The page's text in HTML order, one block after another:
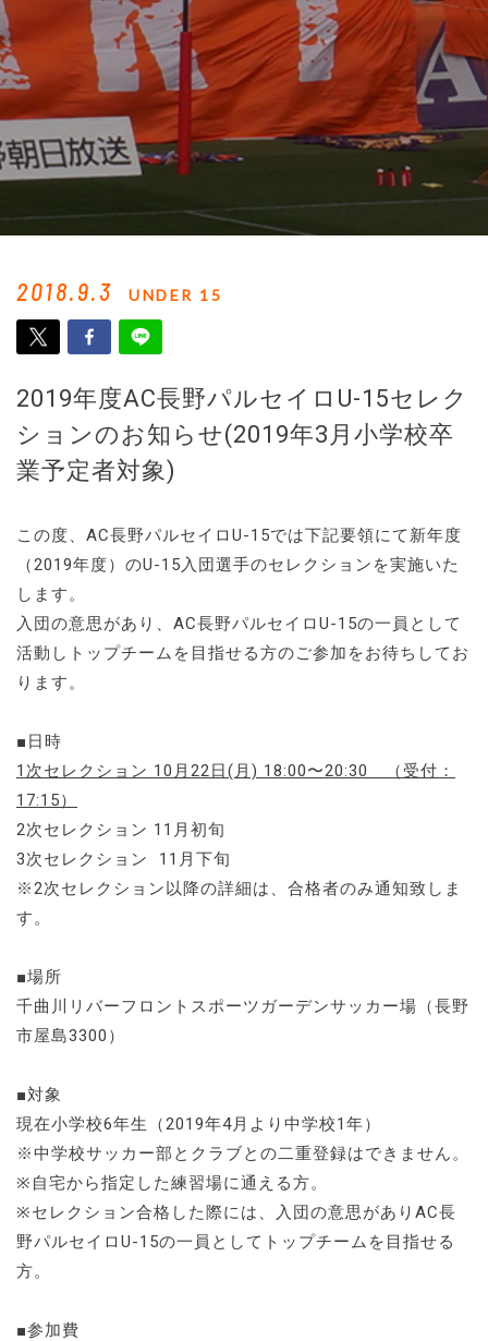
2018.9.3 UNDER 15
2019年度AC長野パルセイロU-15セレク
ションのお知らせ(2019年3月小学校卒
業予定者対象)
この度、AC長野パルセイロU-15では下記要領にて新年度
（2019年度）のU-15入団選手のセレクションを実施いた
します。
入団の意思があり、AC長野パルセイロU-15の一員として
活動しトップチームを目指せる方のご参加をお待ちしてお
ります。
■日時
1次セレクション 10月22日(月) 18:00〜20:30 （受付：
17:15）
2次セレクション 11月初旬
3次セレクション 11月下旬
※2次セレクション以降の詳細は、合格者のみ通知致しま
す。
■場所
千曲川リバーフロントスポーツガーデンサッカー場（長野
市屋島3300）
■対象
現在小学校6年生（2019年4月より中学校1年）
※中学校サッカー部とクラブとの二重登録はできません。
※自宅から指定した練習場に通える方。
※セレクション合格した際には、入団の意思がありAC長
野パルセイロU-15の一員としてトップチームを目指せる
方。
■参加費